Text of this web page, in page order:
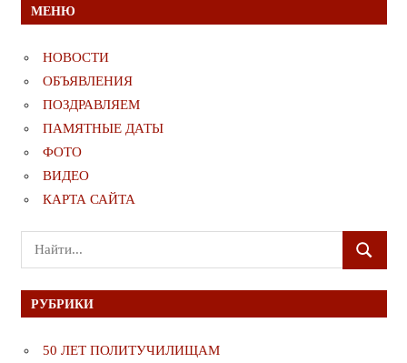
МЕНЮ
НОВОСТИ
ОБЪЯВЛЕНИЯ
ПОЗДРАВЛЯЕМ
ПАМЯТНЫЕ ДАТЫ
ФОТО
ВИДЕО
КАРТА САЙТА
Поиск
для:
ПОИСК
РУБРИКИ
50 ЛЕТ ПОЛИТУЧИЛИЩАМ